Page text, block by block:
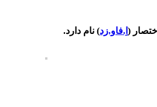
( اِ.فاو.زد) نام دارد.